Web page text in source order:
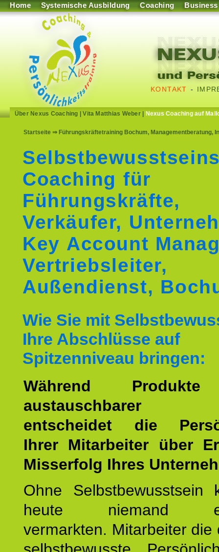
Home Systemische Ausbildung Coaching Business
KONTAKT -
Über Nexus Coaching |Vita Matthias Weber| Nexus Coaching auf
Startseite ⇒ Führungskräftetraining Bochum, Managementberatung,
Coaching für
Führungskräfte,
Verkäufer,
Key Account
Vertriebsleiter,
Außendienst,
Wie Sie mit
Ihre Abschlüsse auf
Spitzenniveau bringen:
Während
austauschbarer
entscheidet die
Ihrer Mitarbeiter über
Misserfolg Ihres
Ohne Selbstbewusstsein
heute niemand
vermarkten. Mitarbeiter die